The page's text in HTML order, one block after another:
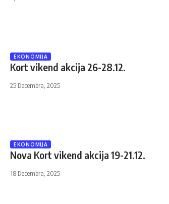
EKONOMIJA
Kort vikend akcija 26-28.12.
25 Decembra, 2025
EKONOMIJA
Nova Kort vikend akcija 19-21.12.
18 Decembra, 2025